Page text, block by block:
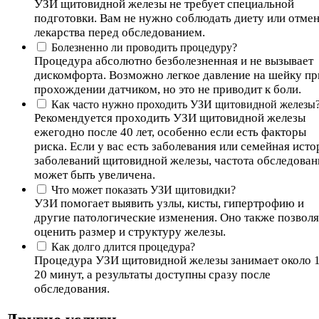
УЗИ щитовидной железы не требует специальной
подготовки. Вам не нужно соблюдать диету или
лекарства перед обследованием.
Болезненно ли проводить процедуру?
Процедура абсолютно безболезненная и не вызывает
дискомфорта. Возможно легкое давление на шейку
прохождении датчиком, но это не приводит к боли.
Как часто нужно проходить УЗИ щитовидной
Рекомендуется проходить УЗИ щитовидной железы
ежегодно после 40 лет, особенно если есть факторы
риска. Если у вас есть заболевания или семейная
заболеваний щитовидной железы, частота
может быть увеличена.
Что может показать УЗИ щитовидки?
УЗИ помогает выявить узлы, кисты, гипертрофию и
другие патологические изменения. Оно также
оценить размер и структуру железы.
Как долго длится процедура?
Процедура УЗИ щитовидной железы занимает около
20 минут, а результаты доступны сразу после
обследования.